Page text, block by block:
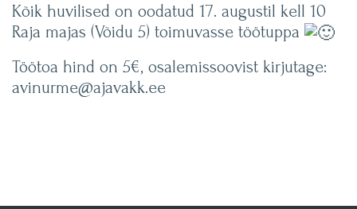
Kõik huvilised on oodatud 17. augustil kell 10
Raja majas (Võidu 5) toimuvasse töötuppa
Töötoa hind on 5€, osalemissoovist kirjutage:
avinurme@ajavakk.ee